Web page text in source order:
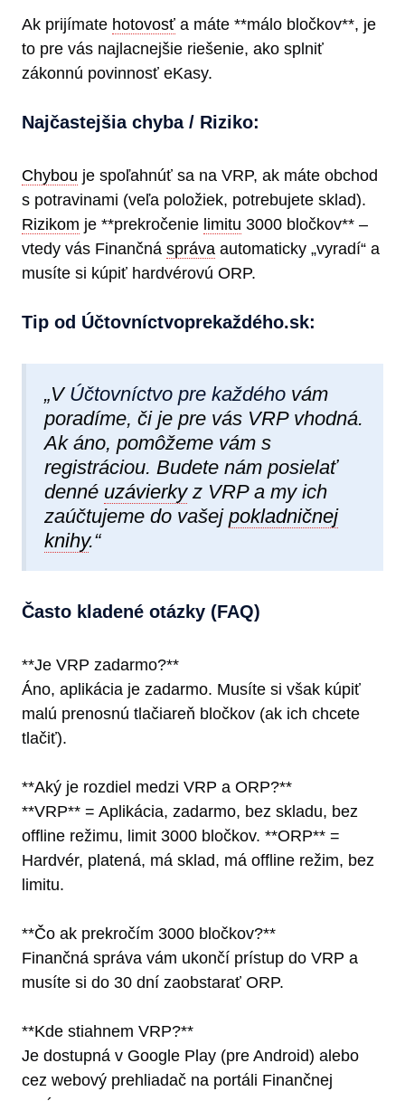
Ak prijímate hotovosť a máte **málo bločkov**, je
to pre vás najlacnejšie riešenie, ako splniť
zákonnú povinnosť eKasy.
Najčastejšia chyba / Riziko:
Chybou je spoľahnúť sa na VRP, ak máte obchod
s potravinami (veľa položiek, potrebujete sklad).
Rizikom je **prekročenie limitu 3000 bločkov** –
vtedy vás Finančná správa automaticky „vyradí“ a
musíte si kúpiť hardvérovú ORP.
Tip od Účtovníctvoprekaždéh​o.sk:
„V Účtovníctvo pre každého vám
poradíme, či je pre vás VRP vhodná.
Ak áno, pomôžeme vám s
registráciou. Budete nám posielať
denné uzávierkyz VRP a my ich
zaúčtujeme do vašej pokladničnej
knihy.“
Často kladené otázky (FAQ)
**Je VRP zadarmo?**
Áno, aplikácia je zadarmo. Musíte si však kúpiť
malú prenosnú tlačiareň bločkov (ak ich chcete
tlačiť).
**Aký je rozdiel medzi VRP a ORP?**
**VRP** = Aplikácia, zadarmo, bez skladu, bez
offline režimu, limit 3000 bločkov. **ORP** =
Hardvér, platená, má sklad, má offline režim, bez
limitu.
**Čo ak prekročím 3000 bločkov?**
Finančná správa vám ukončí prístup do VRP a
musíte si do 30 dní zaobstarať ORP.
**Kde stiahnem VRP?**
Je dostupná v Google Play (pre Android) alebo
cez webový prehliadač na portáli Finančnej